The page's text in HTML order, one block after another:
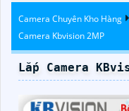
Camera Chuyên Kho Hàng
Camera Kbvision 2MP
Lắp Camera